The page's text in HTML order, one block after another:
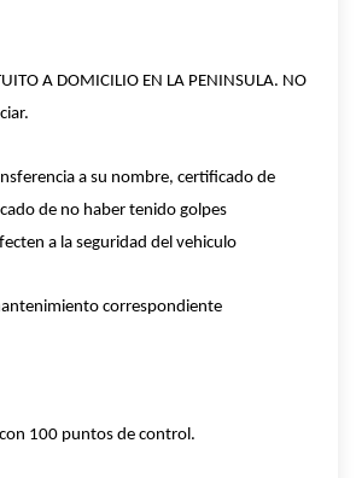
A DOMICILIO EN LA PENINSULA. NO
a su nombre, certificado de
de no haber tenido golpes
a la seguridad del vehiculo
correspondiente
100 puntos de control.